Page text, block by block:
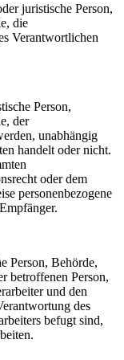
juristische Person,
die
Verantwortlichen
Person,
der
unabhängig
handelt oder nicht.
oder dem
personenbezogene
Person, Behörde,
betroffenen Person,
und den
des
befugt sind,